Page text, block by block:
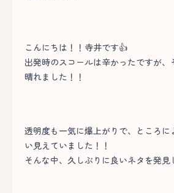
こんにちは！！寺井です👍
出発時のスコールは辛かったですが、
晴れました！！
透明度も一気に爆上がりで、ところに
い見えていました！！
そんな中、久しぶりに良いネタを発